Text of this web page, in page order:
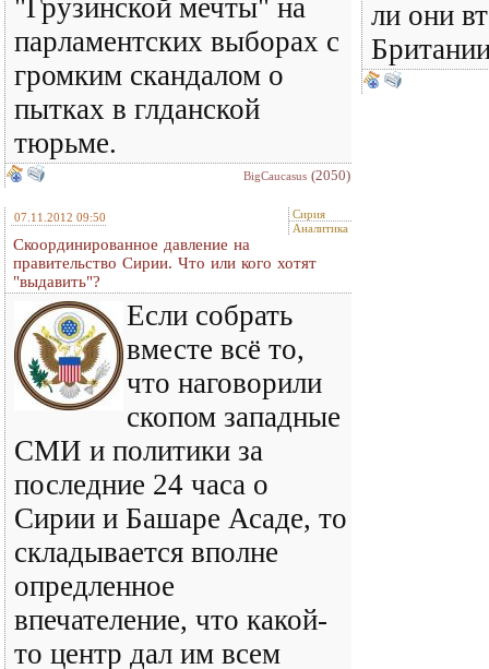
"Грузинской мечты" на
парламентских выборах с
громким скандалом о
пытках в глданской
тюрьме.
BigCaucasus (2050)
ли они
07.11.2012 09:50
Сирия
Аналитика
Скоординированное давление на
правительство Сирии. Что или кого хотят
"выдавить"?
Если собрать
вместе всё то,
что наговорили
скопом западные
СМИ и политики за
последние 24 часа о
Сирии и Башаре Асаде, то
складывается вполне
опредленное
впечателение, что какой-
то центр дал им всем